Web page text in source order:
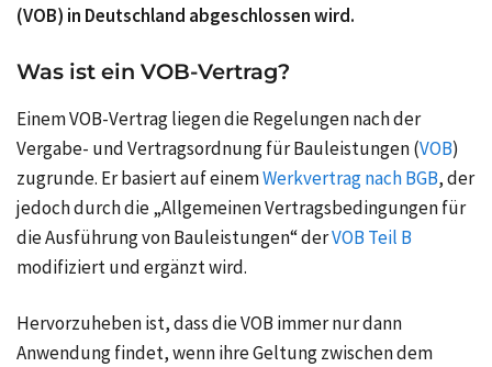
(VOB) in Deutschland abgeschlossen wird.
Was ist ein VOB-Vertrag?
Einem VOB-Vertrag liegen die Regelungen nach der
Vergabe- und Vertragsordnung für Bauleistungen (VOB)
zugrunde. Er basiert auf einemWerkvertrag nach BGB, der
jedoch durch die „Allgemeinen Vertragsbedingungen für
die Ausführung von Bauleistungen“ derVOB Teil B
modifiziert und ergänzt wird.
Hervorzuheben ist, dass die VOB immer nur dann
Anwendung findet, wenn ihre Geltung zwischen dem